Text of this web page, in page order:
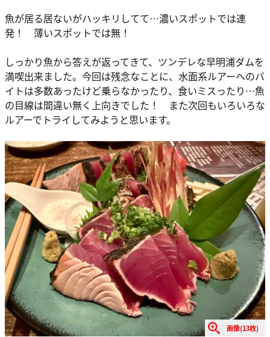
魚が居る居ないがハッキリしてて…濃いスポットでは連
発！ 薄いスポットでは無！
しっかり魚から答えが返ってきて、ツンデレな早明浦ダムを
満喫出来ました。今回は残念なことに、水面系ルアーへのバ
イトは多数あったけど乗らなかったり、食いミスったり…魚
の目線は間違い無く上向きでした！ また次回もいろいろな
ルアーでトライしてみようと思います。
画像(13枚)